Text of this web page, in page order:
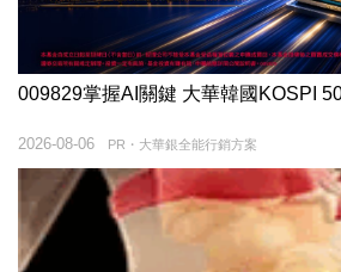
009829掌握AI關鍵 大華韓國KOSPI
PR・大華銀全能行銷方案
2026-08-06